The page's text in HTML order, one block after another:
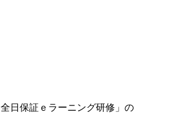
日保証ｅラーニング研修」の